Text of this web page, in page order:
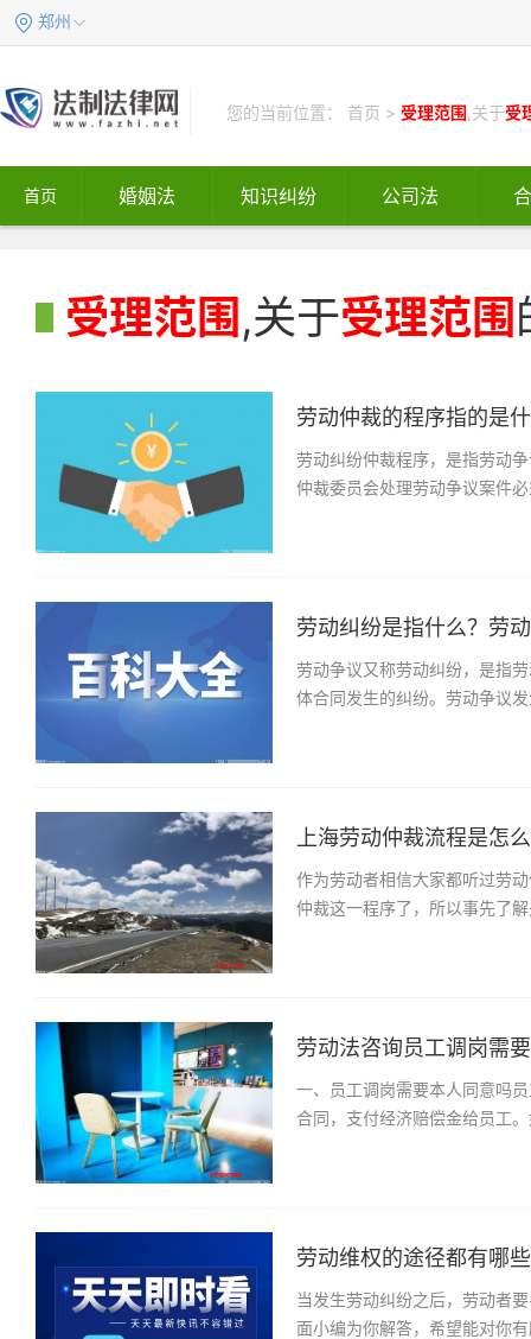
郑州
您的当前位置： 首页 > 受理范围 ,关于受
首页 婚姻法 知识纠纷 公司法
受理范围 ,关于受理范围
劳动仲裁的程序指的是
劳动纠纷仲裁程序，是指劳动
仲裁委员会处理劳动争议案件
劳动纠纷是指什么？劳
劳动争议又称劳动纠纷，是指
体合同发生的纠纷。劳动争议
上海劳动仲裁流程是怎
作为劳动者相信大家都听过劳
仲裁这一程序了，所以事先了
劳动法咨询员工调岗需
一、员工调岗需要本人同意吗
合同，支付经济赔偿金给员工
劳动维权的途径都有哪
当发生劳动纠纷之后，劳动者
面小编为你解答，希望能对你